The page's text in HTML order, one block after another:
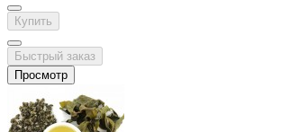
Купить
Быстрый заказ
Просмотр